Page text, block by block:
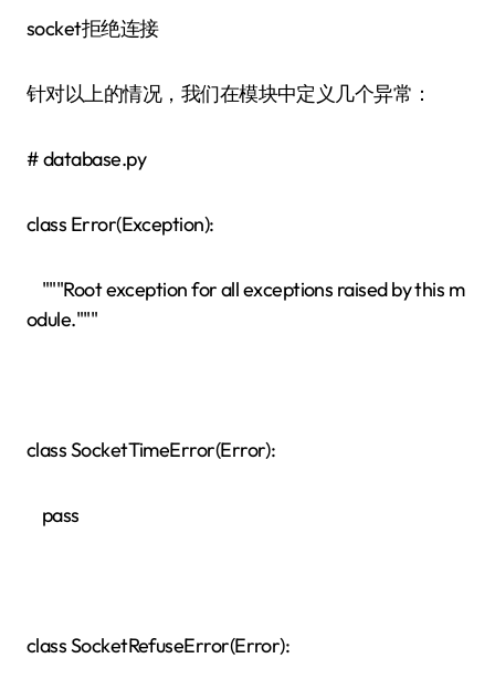
socket拒绝连接
针对以上的情况，我们在模块中定义几个异常：
# database.py
class Error(Exception):
"""Root exception for all exceptions raised by this m
odule."""
class SocketTimeError(Error):
pass
class SocketRefuseError(Error):